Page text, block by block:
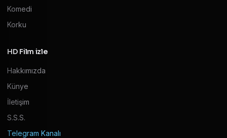
Komedi
Korku
HD Film izle
Hakkımızda
Künye
İletişim
S.S.S.
Telegram Kanalı